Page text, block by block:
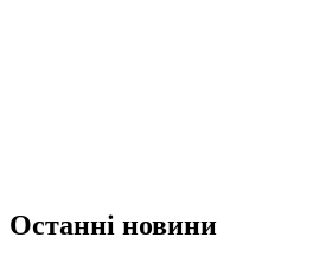
Останні новини